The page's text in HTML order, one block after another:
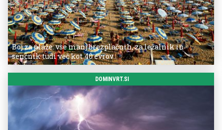
Boj za plaže: vse manj brezplačnih, za ležalnik in
senčnik tudi več kot 40 evrov
DOMINVRT.SI